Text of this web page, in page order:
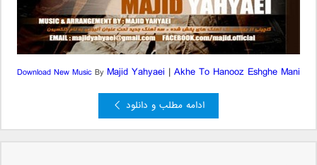
Download New MusicBy Majid Yahyaei | Akhe To Hanooz Eshghe Mani
ادامه مطلب و دانلود